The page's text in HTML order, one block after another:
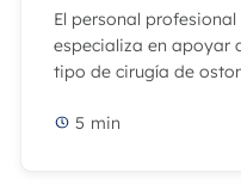
El personal profesional
especializa en apoyar
tipo de cirugía de
5 min